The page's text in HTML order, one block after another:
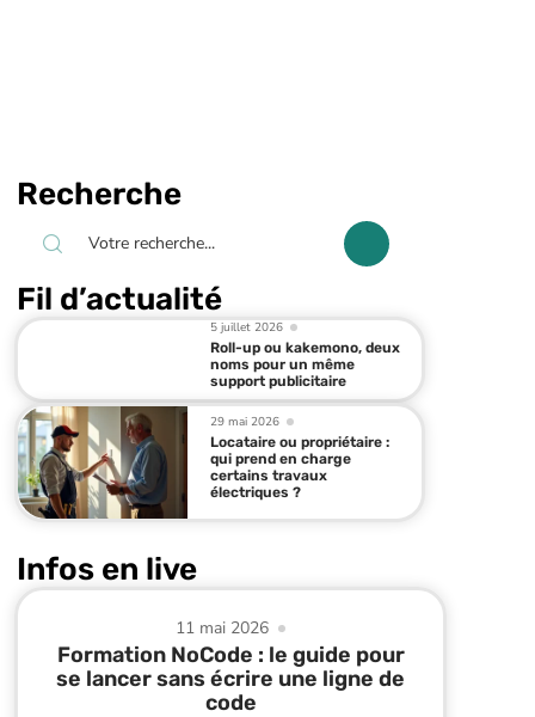
Recherche
Fil d’actualité
5 juillet 2026
Roll-up ou kakemono, deux
noms pour un même
support publicitaire
29 mai 2026
Locataire ou propriétaire :
qui prend en charge
certains travaux
électriques ?
Infos en live
11 mai 2026
Formation NoCode : le guide pour
se lancer sans écrire une ligne de
code